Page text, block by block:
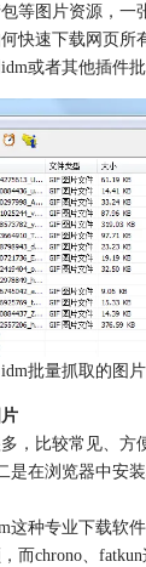
等图片资源，一
快速下载网页所
或者其他插件批
批量抓取的图片
，比较常见、方
是在浏览器中安
这种专业下载软
而chrono、